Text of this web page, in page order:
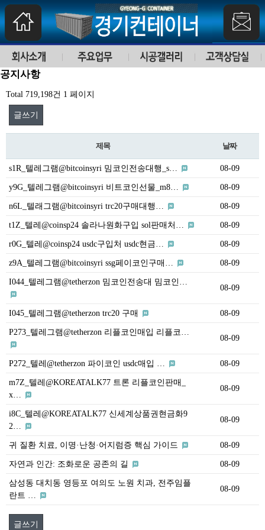
공지사항
Total 719,198건 1 페이지
글쓰기
제목 날짜
s1R_텔레그램@bitcoinsyri 밈코인전송대행_s… 08-09
y9G_텔레그램@bitcoinsyri 비트코인선물_m8… 08-09
n6L_텔래그램@bitcoinsyri trc20구매대행… 08-09
t1Z_텔레@coinsp24 솔라나원화구입 sol판매처… 08-09
r0G_텔레@coinsp24 usdc구입처 usdc현금… 08-09
z9A_텔레그램@bitcoinsyri ssg페이코인구매… 08-09
I044_텔레그램@tetherzon 밈코인전송대 밈코인…
08-09
I045_텔레그램@tetherzon trc20 구매 08-09
P273_텔레그램@tetherzon 리플코인매입 리플코…
08-09
P272_텔레@tetherzon 파이코인 usdc매입 … 08-09
m7Z_텔레@KOREATALK77 트론 리플코인판매_
x…
08-09
i8C_텔레@KOREATALK77 신세계상품권현금화9
2…
08-09
귀 질환 치료, 이명·난청·어지럼증 핵심 가이드 08-09
자연과 인간: 조화로운 공존의 길 08-09
삼성동 대치동 영등포 여의도 노원 치과, 전주임플
란트 …
08-09
글쓰기